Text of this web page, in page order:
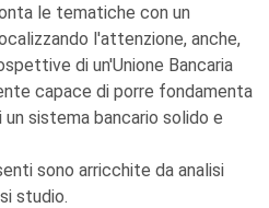
le tematiche con un
l'attenzione, anche,
di un'Unione Bancaria
capace di porre fondamenta
sistema bancario solido e
sono arricchite da analisi
studio.